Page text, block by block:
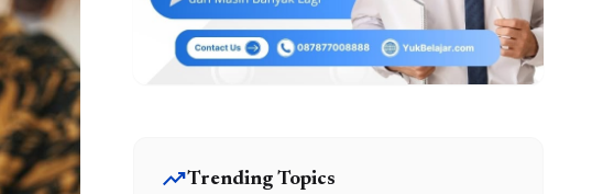
trending_upTrending Topics